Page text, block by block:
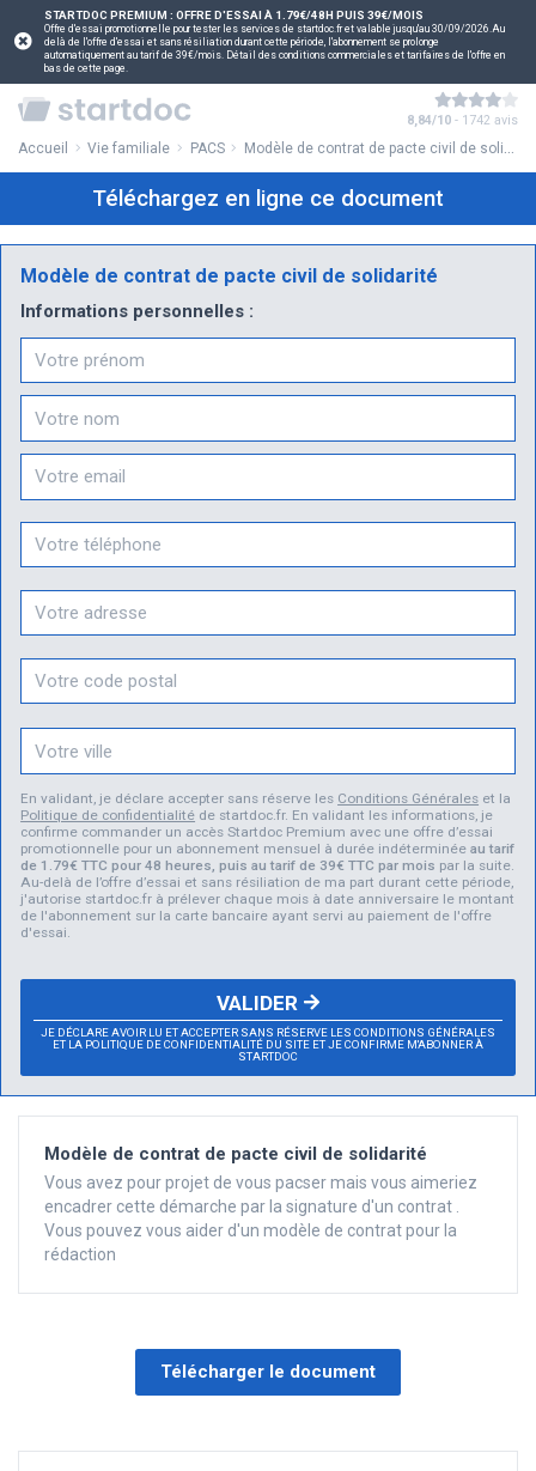
STARTDOC PREMIUM : OFFRE D'ESSAI À 1.79€/48H PUIS 39€/MOIS
Offre d'essai promotionnelle pour tester les services de startdoc.fr et valable jusqu'au 30/09/2026.Au
delà de l'offre d'essai et sans résiliation durant cette période, l'abonnement se prolonge
automatiquement au tarif de 39€/mois. Détail des conditions commerciales et tarifaires de l'offre en
bas de cette page.
8,84/10 - 1742 avis
Accueil Vie familiale PACS Modèle de contrat de pacte civil de solidarité
Téléchargez en ligne ce document
Modèle de contrat de pacte civil de solidarité
Informations personnelles :
En validant, je déclare accepter sans réserve les Conditions Générales et la
Politique de confidentialité de startdoc.fr. En validant les informations, je
confirme commander un accès Startdoc Premium avec une offre d’essai
promotionnelle pour un abonnement mensuel à durée indéterminéeau tarif
de 1.79€ TTC pour 48 heures, puis au tarif de 39€ TTC par mois par la suite.
Au-delà de l’offre d’essai et sans résiliation de ma part durant cette période,
j'autorise startdoc.fr à prélever chaque mois à date anniversaire le montant
de l'abonnement sur la carte bancaire ayant servi au paiement de l'offre
d'essai.
JE DÉCLARE AVOIR LU ET ACCEPTER SANS RÉSERVE LES CONDITIONS GÉNÉRALES
ET LA POLITIQUE DE CONFIDENTIALITÉ DU SITE ET JE CONFIRME M'ABONNER À
STARTDOC
VALIDER
Modèle de contrat de pacte civil de solidarité
Vous avez pour projet de vous pacser mais vous aimeriez
encadrer cette démarche par la signature d'un contrat .
Vous pouvez vous aider d'un modèle de contrat pour la
rédaction
Télécharger le document